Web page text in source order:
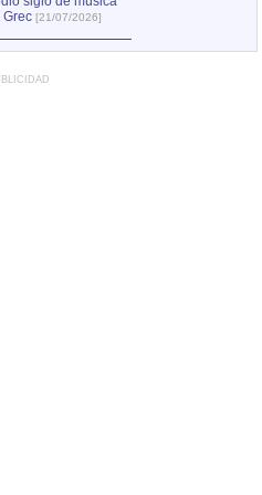
Grec [21/07/2026]